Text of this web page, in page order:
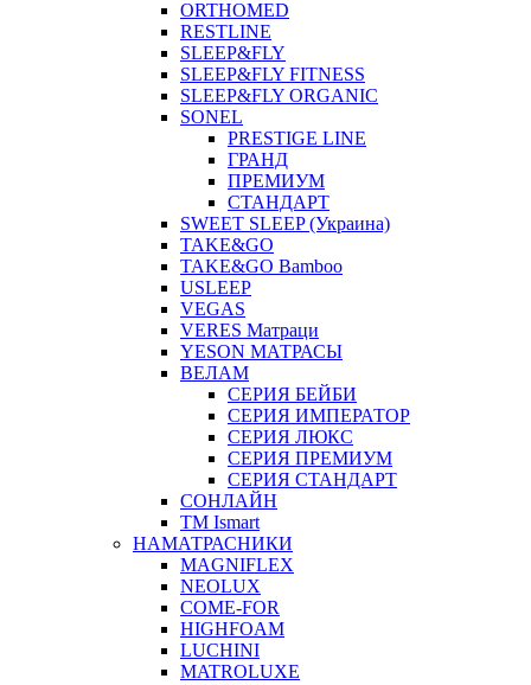
ORTHOMED
RESTLINE
SLEEP&FLY
SLEEP&FLY FITNESS
SLEEP&FLY ORGANIC
SONEL
PRESTIGE LINE
ГРАНД
ПРЕМИУМ
СТАНДАРТ
SWEET SLEEP (Украина)
TAKE&GO
TAKE&GO Bamboo
USLEEP
VEGAS
VERES Матраци
YESON МАТРАСЫ
ВЕЛАМ
СЕРИЯ БЕЙБИ
СЕРИЯ ИМПЕРАТОР
СЕРИЯ ЛЮКС
СЕРИЯ ПРЕМИУМ
СЕРИЯ СТАНДАРТ
СОНЛАЙН
ТМ Ismart
НАМАТРАСНИКИ
MAGNIFLEX
NEOLUX
COME-FOR
HIGHFOAM
LUCHINI
MATROLUXE